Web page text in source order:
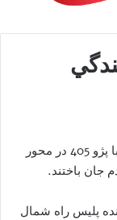
خبرگزاري آريا-بر اثر برخورد يک خودروي زانتيا با پژو 405 در محور
باختند.
پليس راه شمال